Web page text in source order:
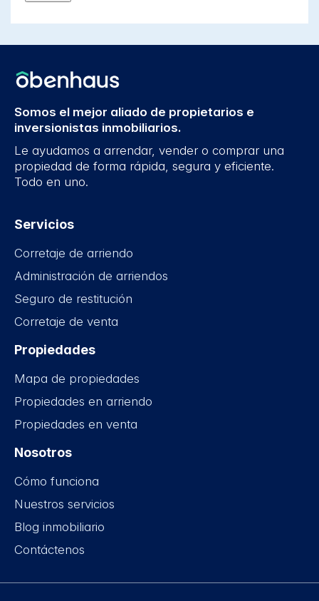
Somos el mejor aliado de propietarios e
inversionistas inmobiliarios.
Le ayudamos a arrendar, vender o comprar una
propiedad de forma rápida, segura y eficiente.
Todo en uno.
Servicios
Corretaje de arriendo
Administración de arriendos
Seguro de restitución
Corretaje de venta
Propiedades
Mapa de propiedades
Propiedades en arriendo
Propiedades en venta
Nosotros
Cómo funciona
Nuestros servicios
Blog inmobiliario
Contáctenos